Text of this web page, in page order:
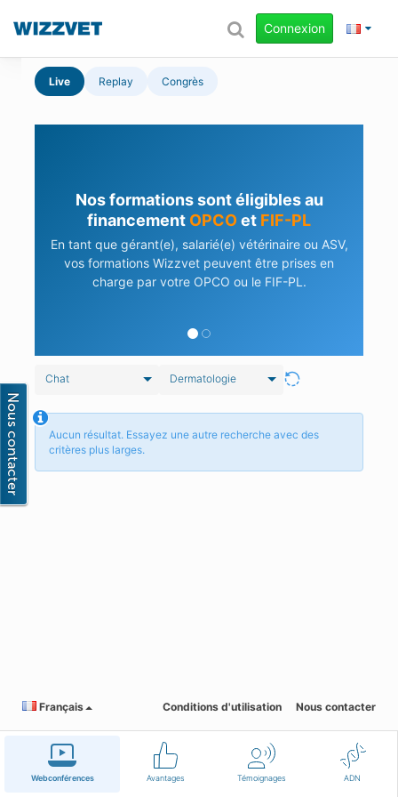
Webconférences Avantages Témoignages ADN
Connexion
Live Replay Congrès
Nos formations sont éligibles au
financement OPCOet FIF-PL
En tant que gérant(e), salarié(e) vétérinaire ou ASV,
vos formations Wizzvet peuvent être prises en
charge par votre OPCO ou le FIF-PL.
Chat Dermatologie
Aucun résultat. Essayez une autre recherche avec des
critères plus larges.
Français Conditions d'utilisation Nous contacter